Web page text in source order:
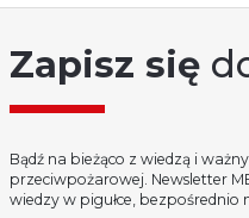
Zapisz się
Bądź na bieżąco z wiedzą i
przeciwpożarowej. Newsletter
wiedzy w pigułce, bezpośrednio